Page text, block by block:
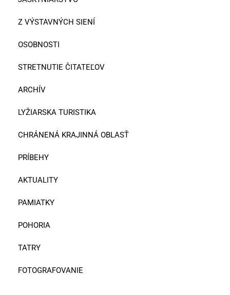
Z VÝSTAVNÝCH SIENÍ
OSOBNOSTI
STRETNUTIE ČITATEĽOV
ARCHÍV
LYŽIARSKA TURISTIKA
CHRÁNENÁ KRAJINNÁ OBLASŤ
PRÍBEHY
AKTUALITY
PAMIATKY
POHORIA
TATRY
FOTOGRAFOVANIE